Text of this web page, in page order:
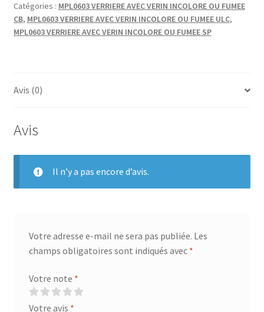
INCOLORE
Catégories : MPL0603 VERRIERE AVEC VERIN INCOLORE OU FUMEE
CB, MPL0603 VERRIERE AVEC VERIN INCOLORE OU FUMEE ULC,
MPL0603 VERRIERE AVEC VERIN INCOLORE OU FUMEE SP
Avis (0)
Avis
Il n’y a pas encore d’avis.
Votre adresse e-mail ne sera pas publiée. Les
champs obligatoires sont indiqués avec *
Votre note *
Votre avis *